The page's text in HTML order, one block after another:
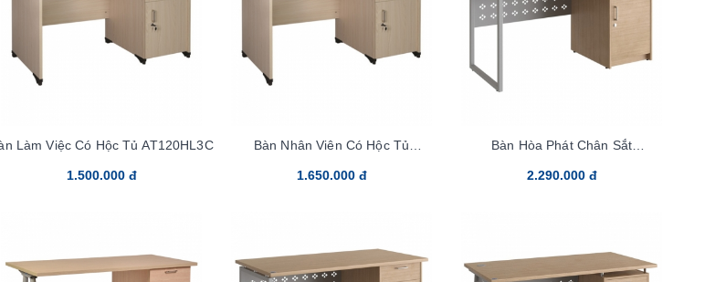
Làm Việc Có Hộc Tủ AT120HL3C
1.500.000 đ
Bàn Nhân Viên Có Hộc Tủ
1.650.000 đ
Bàn Hòa Phát Chân Sắt
2.290.000 đ